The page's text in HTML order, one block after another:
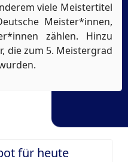
viele Meistertitel
Meister*innen,
zählen. Hinzu
die zum 5. Meistergrad
für heute